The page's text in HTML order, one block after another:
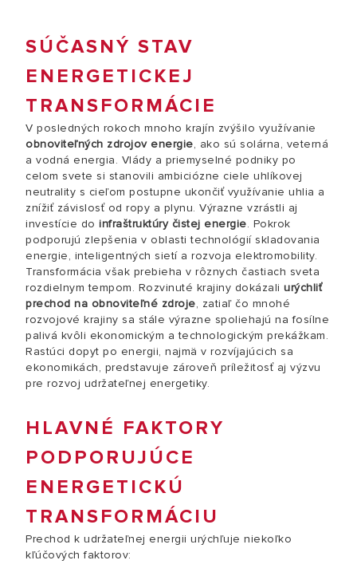
SÚČASNÝ STAV
ENERGETICKEJ
TRANSFORMÁCIE
V posledných rokoch mnoho krajín zvýšilo využívanie
obnoviteľných zdrojov energie, ako sú solárna, veterná
a vodná energia. Vlády a priemyselné podniky po
celom svete si stanovili ambiciózne ciele uhlíkovej
neutrality s cieľom postupne ukončiť využívanie uhlia a
znížiť závislosť od ropy a plynu. Výrazne vzrástli aj
investície do infraštruktúry čistej energie. Pokrok
podporujú zlepšenia v oblasti technológií skladovania
energie, inteligentných sietí a rozvoja elektromobility.
Transformácia však prebieha v rôznych častiach sveta
rozdielnym tempom. Rozvinuté krajiny dokázali urýchliť
prechod na obnoviteľné zdroje, zatiaľ čo mnohé
rozvojové krajiny sa stále výrazne spoliehajú na fosílne
palivá kvôli ekonomickým a technologickým prekážkam.
Rastúci dopyt po energii, najmä v rozvíjajúcich sa
ekonomikách, predstavuje zároveň príležitosť aj výzvu
pre rozvoj udržateľnej energetiky.
HLAVNÉ FAKTORY
PODPORUJÚCE
ENERGETICKÚ
TRANSFORMÁCIU
Prechod k udržateľnej energii urýchľuje niekoľko
kľúčových faktorov: